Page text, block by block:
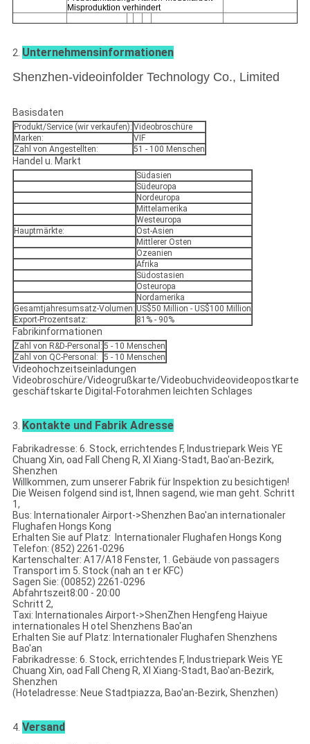
Misproduktion verhindert
2. Unternehmensinformationen
Shenzhen-videoinfolder Technology Co., Limited
Basisdaten
Produkt/Service (wir verkaufen): Videobroschüre
Marken:
VIF
Zahl von Angestellten:
51 - 100 Menschen
Handel u. Markt
Südasien
Südeuropa
Nordeuropa
Mittelamerika
Westeuropa
Hauptmärkte:
Ost-Asien
Mittlerer Osten
Ozeanien
Afrika
Südostasien
Osteuropa
Nordamerika
Gesamtjahresumsatz-Volumen: US$50 Million - US$100 Million
Export-Prozentsatz:
81% - 90%
Fabrikinformationen
Zahl von R&D-Personal: 5 - 10 Menschen
Zahl von QC-Personal:
5 - 10 Menschen
Videohochzeitseinladungen
Videobroschüre/Videogrußkarte/Videobuchvideovideopostkarte
geschäftskarte Digital-Fotorahmen leichten Schlages
3. Kontakte und Fabrik Adresse
Fabrikadresse: 6. Stock, errichtendes F, Industriepark Weis YE
Chuang Xin, oad Fall Cheng R, XI Xiang-Stadt, Bao'an-Bezirk,
Shenzhen
Willkommen, zum unserer Fabrik für Inspektion zu besichtigen!
Die Weisen folgend sind ist, Ihnen sagend, wie man geht. Schritt
1,
Bus: Internationaler Airport->Shenzhen Bao'an internationaler
Flughafen Hongs Kong
Erhalten Sie auf Platz: Internationaler Flughafen Hongs Kong
Telefon: (852) 2261-0296
Kartenschalter: A17/A18 Fenster, 1. Gebäude von passagers
Transport im 5. Stock (nah an t er KFC)
Sagen Sie: (00852) 2261-0296
Abfahrtszeit8:00 - 20:00
Schritt 2,
Taxi: Internationales Airport->ShenZhen Hengfeng Haiyue
internationales H otel Shenzhens Bao'an
Erhalten Sie auf Platz: Internationaler Flughafen Shenzhens
Bao'an
Fabrikadresse: 6. Stock, errichtendes F, Industriepark Weis YE
Chuang Xin, oad Fall Cheng R, XI Xiang-Stadt, Bao'an-Bezirk,
Shenzhen
(Hoteladresse: Neue Stadtpiazza, Bao'an-Bezirk, Shenzhen)
4. Versand